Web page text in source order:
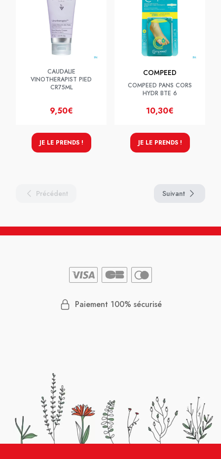
CAUDALIE
VINOTHERAPIST PIED
CR75ML
9,50€
JE LE PRENDS !
COMPEED
COMPEED PANS CORS
HYDR BTE 6
10,30€
JE LE PRENDS !
Précédent Suivant
Paiement 100% sécurisé